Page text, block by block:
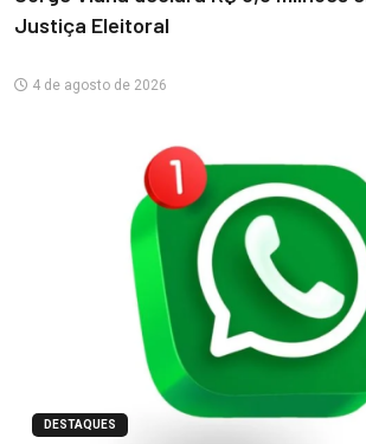
Justiça Eleitoral
4 de agosto de 2026
DESTAQUES